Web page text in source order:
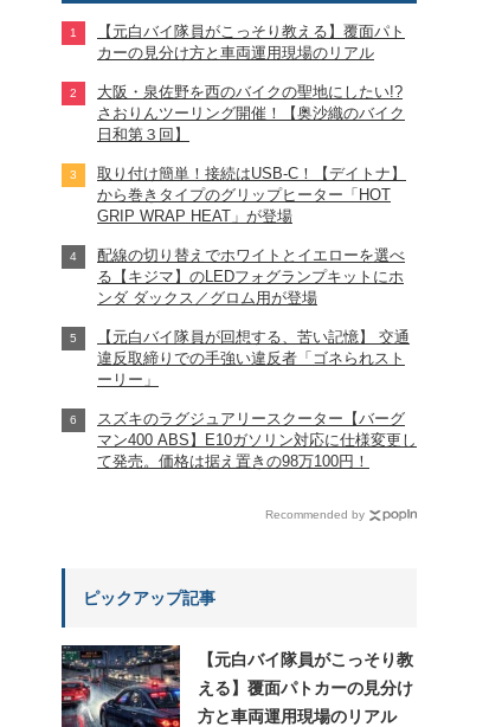
【元白バイ隊員がこっそり教える】覆面パト
カーの見分け方と車両運用現場のリアル
大阪・泉佐野を西のバイクの聖地にしたい!?
さおりんツーリング開催！【奥沙織のバイク
日和第３回】
取り付け簡単！接続はUSB-C！【デイトナ】
から巻きタイプのグリップヒーター「HOT
GRIP WRAP HEAT」が登場
配線の切り替えでホワイトとイエローを選べ
る【キジマ】のLEDフォグランプキットにホ
ンダ ダックス／グロム用が登場
【元白バイ隊員が回想する、苦い記憶】 交通
違反取締りでの手強い違反者「ゴネられスト
ーリー」
スズキのラグジュアリースクーター【バーグ
マン400 ABS】E10ガソリン対応に仕様変更し
て発売。価格は据え置きの98万100円！
Recommended by
ピックアップ記事
【元白バイ隊員がこっそり教
える】覆面パトカーの見分け
方と車両運用現場のリアル